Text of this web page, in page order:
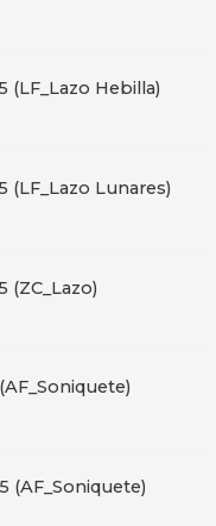
(LF_Lazo Hebilla)
(LF_Lazo Lunares)
(ZC_Lazo)
(AF_Soniquete)